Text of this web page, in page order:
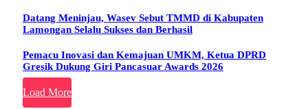
Datang Meninjau, Wasev Sebut TMMD di Kabupaten
Lamongan Selalu Sukses dan Berhasil
Pemacu Inovasi dan Kemajuan UMKM, Ketua DPRD
Gresik Dukung Giri Pancasuar Awards 2026
Load More